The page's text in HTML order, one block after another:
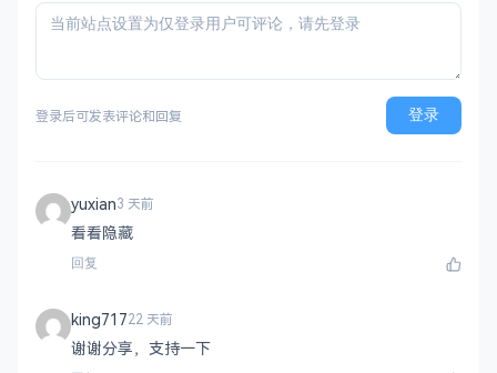
登录后可发表评论和回复 登录
yuxian3 天前
看看隐藏
回复
king71722 天前
谢谢分享，支持一下